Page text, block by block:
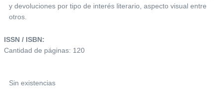
y devoluciones por tipo de interés literario, aspecto visual entre
otros.
ISSN / ISBN:
Cantidad de páginas: 120
Sin existencias